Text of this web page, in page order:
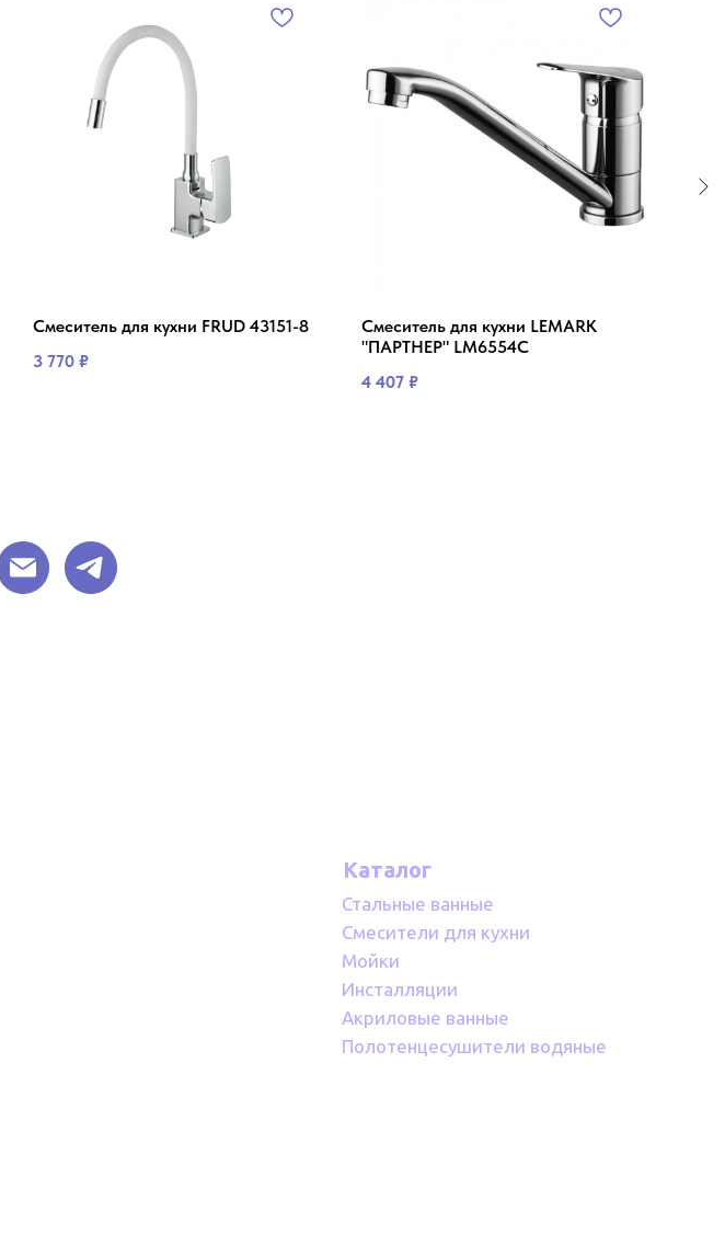
Смеситель для кухни FRUD 43151-8
3 770 ₽
Смеситель для кухни LEMARK
"ПАРТНЕР" LM6554С
4 407 ₽
Каталог
Стальные ванные
Смесители для кухни
Мойки
Инсталляции
Акриловые ванные
Полотенцесушители водяные